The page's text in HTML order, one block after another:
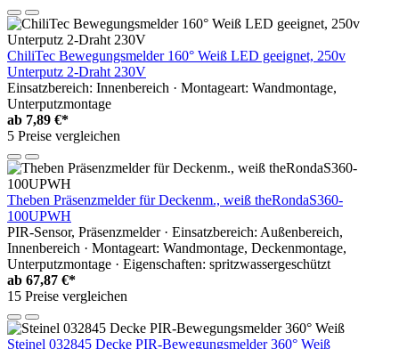
ChiliTec Bewegungsmelder 160° Weiß LED geeignet, 250v
Unterputz 2-Draht 230V
Einsatzbereich: Innenbereich · Montageart: Wandmontage,
Unterputzmontage
ab 7,89 €*
5 Preise vergleichen
Theben Präsenzmelder für Deckenm., weiß theRondaS360-
100UPWH
PIR-Sensor, Präsenzmelder · Einsatzbereich: Außenbereich,
Innenbereich · Montageart: Wandmontage, Deckenmontage,
Unterputzmontage · Eigenschaften: spritzwassergeschützt
ab 67,87 €*
15 Preise vergleichen
Steinel 032845 Decke PIR-Bewegungsmelder 360° Weiß